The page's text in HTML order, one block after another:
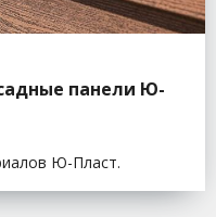
панели Ю-
Ю-Пласт.